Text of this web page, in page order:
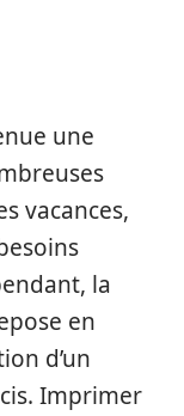
une
vacances,
la
en
d’un
Imprimer